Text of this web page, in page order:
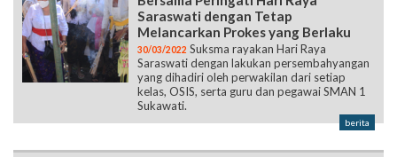
Saraswati dengan Tetap
Melancarkan Prokes yang Berlaku
30/03/2022 Suksma rayakan Hari Raya
Saraswati dengan lakukan persembahyangan
yang dihadiri oleh perwakilan dari setiap
kelas, OSIS, serta guru dan pegawai SMAN 1
Sukawati.
berita